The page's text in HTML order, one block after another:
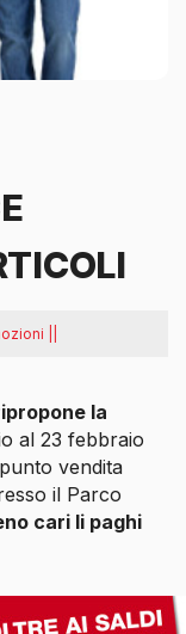
||
la
al 23 febbraio
vendita
il Parco
cari li paghi